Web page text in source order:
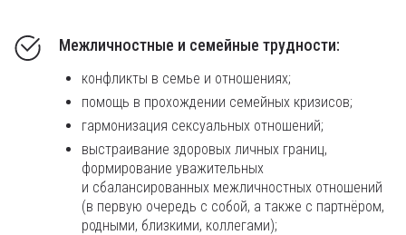
Межличностные и семейные трудности:
конфликты в семье и отношениях;
помощь в прохождении семейных кризисов;
гармонизация сексуальных отношений;
выстраивание здоровых личных границ,
формирование уважительных
и сбалансированных межличностных отношений
(в первую очередь с собой, а также с партнёром,
родными, близкими, коллегами);